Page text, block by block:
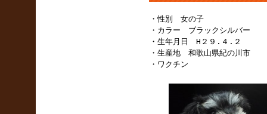
・性別 女の子
・カラー ブラックシルバー
・生年月日 H２９.４.２
・生産地 和歌山県紀の川市
・ワクチン